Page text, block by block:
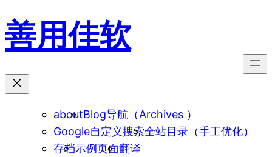
至
内
善用佳软
aboutBlog导航（Archives ）
Google自定义搜索全站目录（手工优化）
存档示例页面翻译